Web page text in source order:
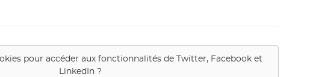
pour accéder aux fonctionnalités de
Twitter, Facebook et
LinkedIn?